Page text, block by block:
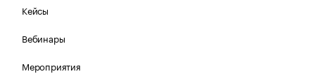
Кейсы
Вебинары
Мероприятия